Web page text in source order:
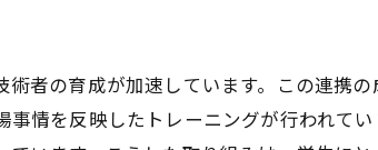
愛知県の溶接技術が示す未来の道
者の育成が加速しています。この連携
情を反映したトレーニングが行われて